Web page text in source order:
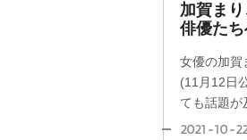
加賀ま
俳優た
女優の加賀
(11月12日
ても話題が
2021-10-